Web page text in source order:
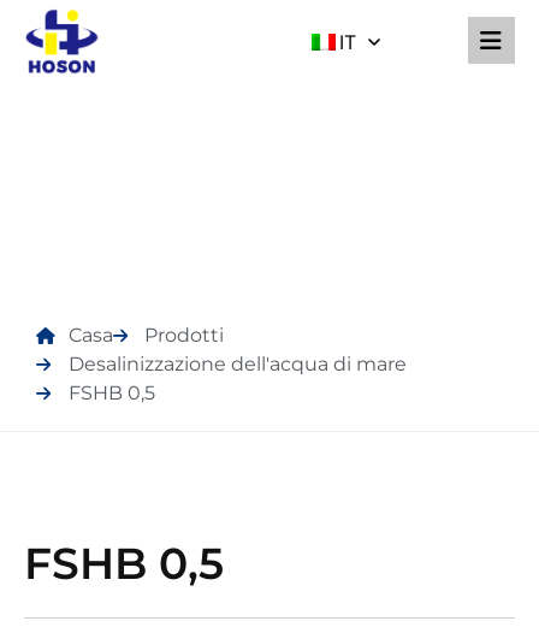
IT
Casa
Prodotti
Desalinizzazione dell'acqua di mare
FSHB 0,5
FSHB 0,5